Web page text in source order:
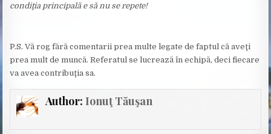
condiţia principală e să nu se repete!
P.S. Vă rog fără comentarii prea multe legate de faptul că aveţi
prea mult de muncă. Referatul se lucrează în echipă, deci fiecare
va avea contribuţia sa.
Author: Ionuţ Tăuşan